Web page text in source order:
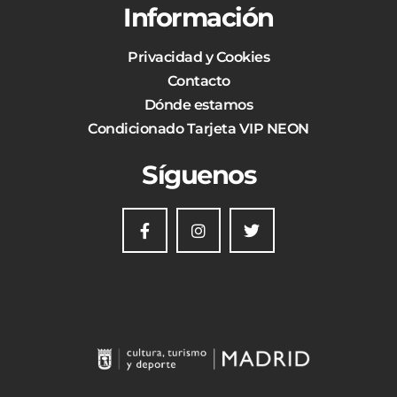
Información
Privacidad y Cookies
Contacto
Dónde estamos
Condicionado Tarjeta VIP NEON
Síguenos